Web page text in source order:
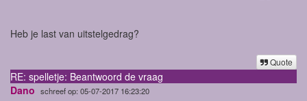
Heb je last van uitstelgedrag?
Quote
RE: spelletje: Beantwoord de vraag
Dano schreef op: 05-07-2017 16:23:20